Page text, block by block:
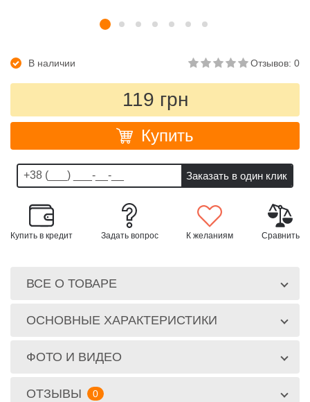
В наличии Отзывов: 0
119 грн
Купить
Купить в кредит Задать вопрос К желаниям Сравнить
ВСЕ О ТОВАРЕ
ОСНОВНЫЕ ХАРАКТЕРИСТИКИ
ФОТО И ВИДЕО
ОТЗЫВЫ 0